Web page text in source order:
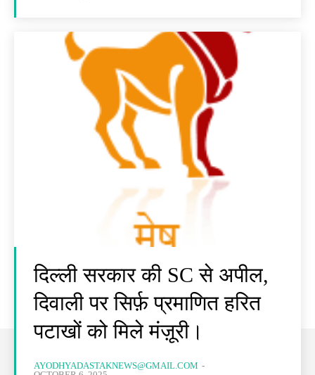
दिल्ली सरकार की SC से अपील,
दिवाली पर सिर्फ़ प्रमाणित हरित
पटाखों को मिले मंज़ूरी।
AYODHYADASTAKNEWS@GMAIL.COM -